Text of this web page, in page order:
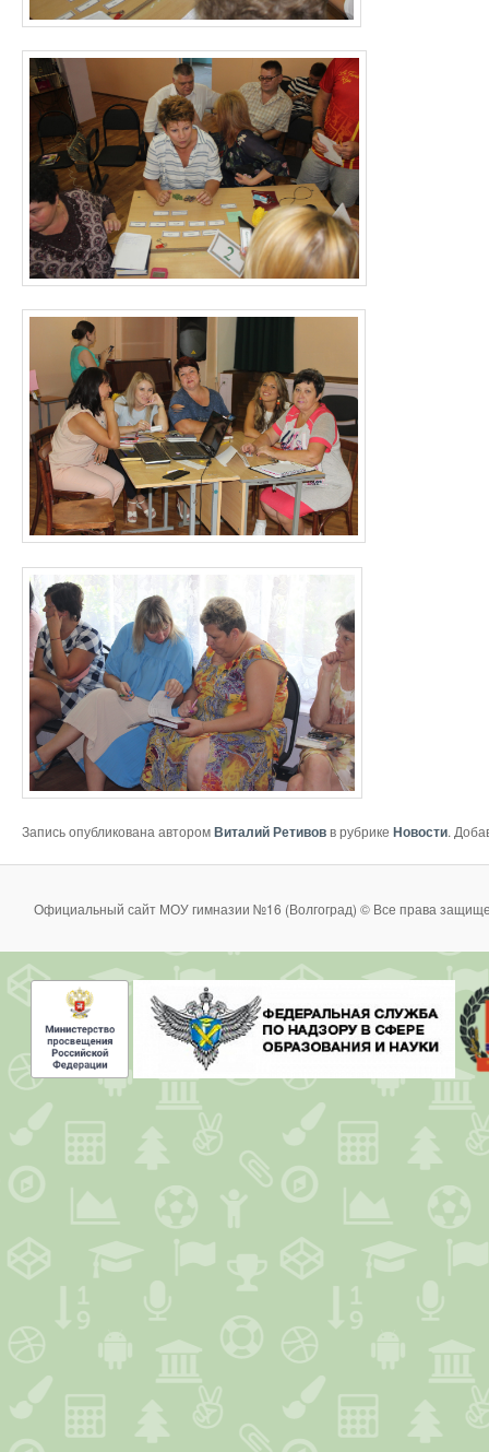
Запись опубликована авторомВиталий Ретивовв рубрике Новости.
Официальный сайт МОУ гимназии №16 (Волгоград) © Все права